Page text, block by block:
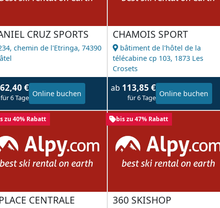
CRUZ SPORTS
chemin de l'Etringa, 74390
62,40 €
für 6 Tage Online buchen
CHAMOIS SPORT
bâtiment de l'hôtel de la
télécabine cp 103, 1873 Les
Crosets
ab 113,85 €
für 6 Tage Online buchen
zu 40% Rabatt
CENTRALE
bis zu 47% Rabatt
360 SKISHOP